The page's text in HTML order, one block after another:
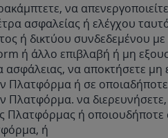
να
ασφαλείας ή ελέγχου
ή δικτύου συνδεδεμένου
ή άλλο επιβλαβή ή μη
ασφάλειας, να αποκτήσετε
Πλατφόρμα ή σε
Πλατφόρμα. να
Πλατφόρμας ή οποιουδήποτε
ή